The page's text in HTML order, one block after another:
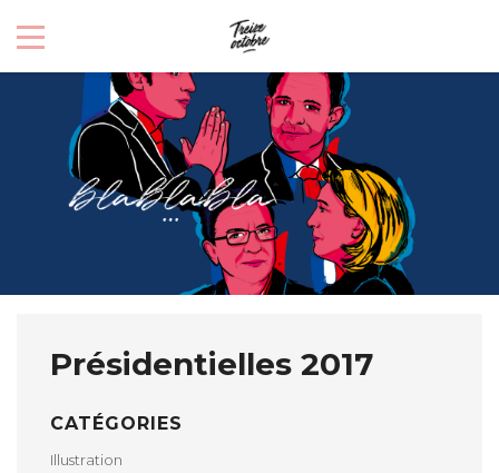
Présidentielles 2017
CATÉGORIES
Illustration